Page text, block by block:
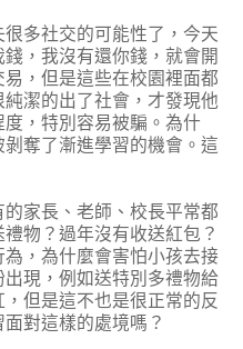
多社交的可能性了，今天
，我沒有還你錢，就會開
，但是這些在校園裡面都
潔的出了社會，才發現他
，特別容易被騙。為什
奪了漸進學習的機會。這
家長、老師、校長平常都
物？過年沒有收送紅包？
，為什麼會害怕小孩去接
現，例如送特別多禮物給
但是這不也是很正常的反
對這樣的處境嗎？